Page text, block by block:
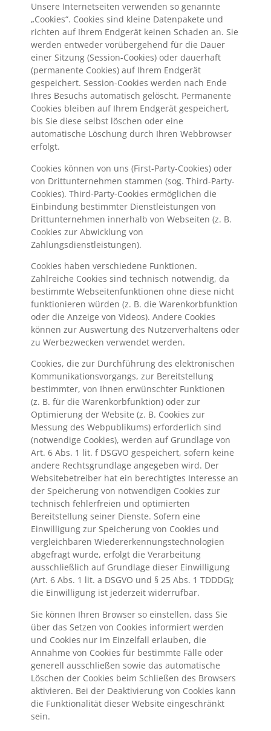
Unsere Internetseiten verwenden so genannte
„Cookies“. Cookies sind kleine Datenpakete und
richten auf Ihrem Endgerät keinen Schaden an. Sie
werden entweder vorübergehend für die Dauer
einer Sitzung (Session-Cookies) oder dauerhaft
(permanente Cookies) auf Ihrem Endgerät
gespeichert. Session-Cookies werden nach Ende
Ihres Besuchs automatisch gelöscht. Permanente
Cookies bleiben auf Ihrem Endgerät gespeichert,
bis Sie diese selbst löschen oder eine
automatische Löschung durch Ihren Webbrowser
erfolgt.
Cookies können von uns (First-Party-Cookies) oder
von Drittunternehmen stammen (sog. Third-Party-
Cookies). Third-Party-Cookies ermöglichen die
Einbindung bestimmter Dienstleistungen von
Drittunternehmen innerhalb von Webseiten (z. B.
Cookies zur Abwicklung von
Zahlungsdienstleistungen).
Cookies haben verschiedene Funktionen.
Zahlreiche Cookies sind technisch notwendig, da
bestimmte Webseitenfunktionen ohne diese nicht
funktionieren würden (z. B. die Warenkorbfunktion
oder die Anzeige von Videos). Andere Cookies
können zur Auswertung des Nutzerverhaltens oder
zu Werbezwecken verwendet werden.
Cookies, die zur Durchführung des elektronischen
Kommunikationsvorgangs, zur Bereitstellung
bestimmter, von Ihnen erwünschter Funktionen
(z. B. für die Warenkorbfunktion) oder zur
Optimierung der Website (z. B. Cookies zur
Messung des Webpublikums) erforderlich sind
(notwendige Cookies), werden auf Grundlage von
Art. 6 Abs. 1 lit. f DSGVO gespeichert, sofern keine
andere Rechtsgrundlage angegeben wird. Der
Websitebetreiber hat ein berechtigtes Interesse an
der Speicherung von notwendigen Cookies zur
technisch fehlerfreien und optimierten
Bereitstellung seiner Dienste. Sofern eine
Einwilligung zur Speicherung von Cookies und
vergleichbaren Wiedererkennungstechnologien
abgefragt wurde, erfolgt die Verarbeitung
ausschließlich auf Grundlage dieser Einwilligung
(Art. 6 Abs. 1 lit. a DSGVO und § 25 Abs. 1 TDDDG);
die Einwilligung ist jederzeit widerrufbar.
Sie können Ihren Browser so einstellen, dass Sie
über das Setzen von Cookies informiert werden
und Cookies nur im Einzelfall erlauben, die
Annahme von Cookies für bestimmte Fälle oder
generell ausschließen sowie das automatische
Löschen der Cookies beim Schließen des Browsers
aktivieren. Bei der Deaktivierung von Cookies kann
die Funktionalität dieser Website eingeschränkt
sein.